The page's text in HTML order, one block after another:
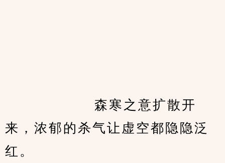
森寒之意扩散开
来，浓郁的杀气让虚空都隐隐泛
红。